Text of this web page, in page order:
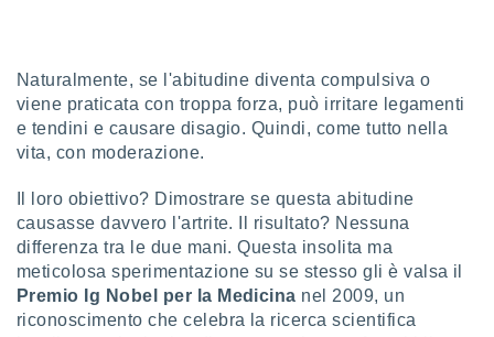
la
della
creare
la
profili
per
Naturalmente, se l'abitudine diventa compulsiva o
viene praticata con troppa forza, può irritare legamenti
e tendini e causare disagio. Quindi, come tutto nella
vita, con moderazione.
Il loro obiettivo? Dimostrare se questa abitudine
causasse davvero l'artrite. Il risultato? Nessuna
differenza tra le due mani. Questa insolita ma
meticolosa sperimentazione su se stesso gli è valsa il
Premio Ig Nobel per la Medicina nel 2009, un
riconoscimento che celebra la ricerca scientifica